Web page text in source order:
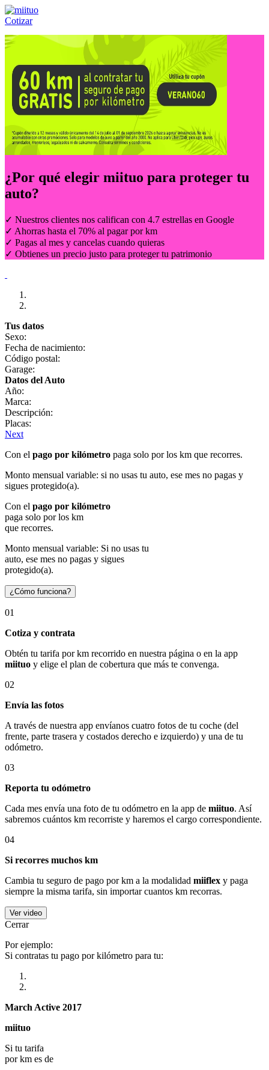
Cotizar
Llámanos al:(55) 84-21-05-00 ó
¿Por qué elegir miituo para proteger tu
auto?
✓ Nuestros clientes nos califican con 4.7 estrellas en Google
✓ Ahorras hasta el 70% al pagar por km
✓ Pagas al mes y cancelas cuando quieras
✓ Obtienes un precio justo para proteger tu patrimonio
Tus datos
Sexo:
Fecha de nacimiento:
Código postal:
Garage:
Datos del Auto
Año:
Marca:
Descripción:
Placas:
Next
Con el pago por kilómetro paga solo por los km que recorres.
Monto mensual variable: si no usas tu auto, ese mes no pagas y
sigues protegido(a).
Con el pago por kilómetro
paga solo por los km
que recorres.
Monto mensual variable: Si no usas tu
auto, ese mes no pagas y sigues
protegido(a).
¿Cómo funciona?
01
Cotiza y contrata
Obtén tu tarifa por km recorrido en nuestra página o en la app
miituo y elige el plan de cobertura que más te convenga.
02
Envía las fotos
A través de nuestra app envíanos cuatro fotos de tu coche (del
frente, parte trasera y costados derecho e izquierdo) y una de tu
odómetro.
03
Reporta tu odómetro
Cada mes envía una foto de tu odómetro en la app de miituo. Así
sabremos cuántos km recorriste y haremos el cargo correspondiente.
04
Si recorres muchos km
Cambia tu seguro de pago por km a la modalidad miiflex y paga
siempre la misma tarifa, sin importar cuantos km recorras.
Ver video
Cerrar
Por ejemplo:
Si contratas tu pago por kilómetro para tu:
March Active 2017
miituo
Si tu tarifa
por km es de